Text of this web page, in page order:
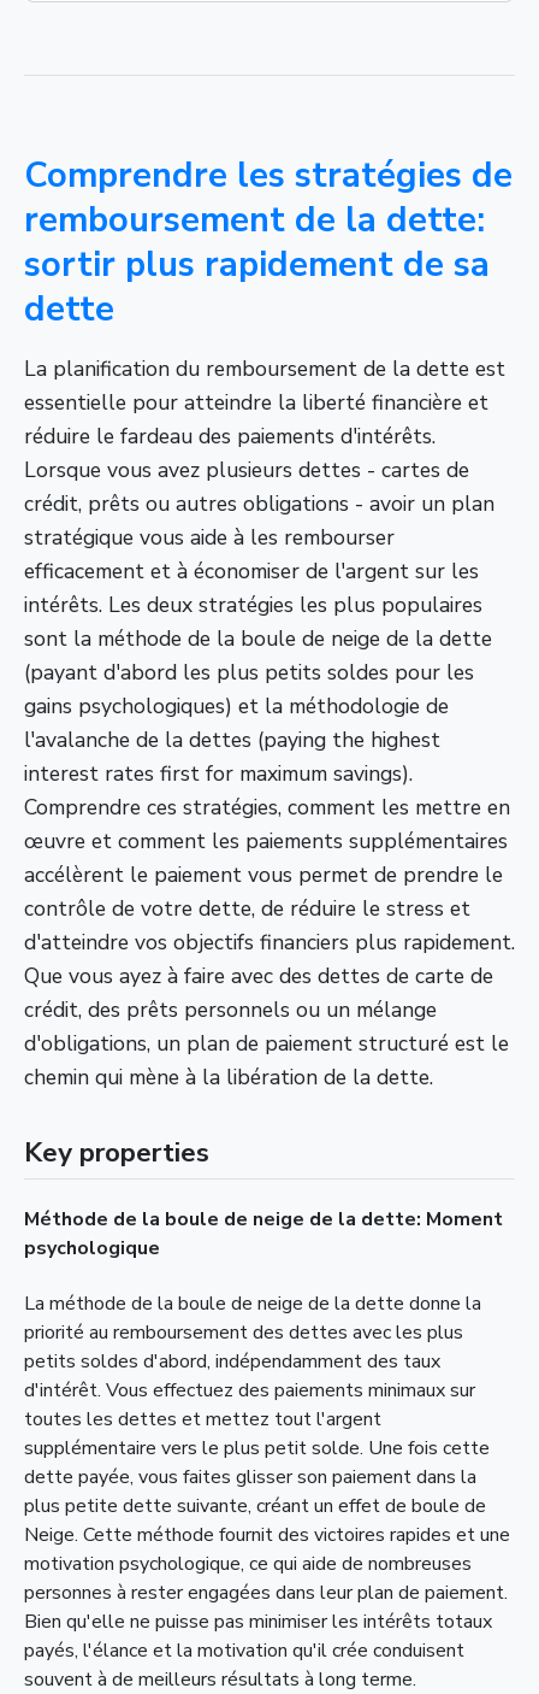
Comprendre les stratégies de
remboursement de la dette:
sortir plus rapidement de sa
dette
La planification du remboursement de la dette est
essentielle pour atteindre la liberté financière et
réduire le fardeau des paiements d'intérêts.
Lorsque vous avez plusieurs dettes - cartes de
crédit, prêts ou autres obligations - avoir un plan
stratégique vous aide à les rembourser
efficacement et à économiser de l'argent sur les
intérêts. Les deux stratégies les plus populaires
sont la méthode de la boule de neige de la dette
(payant d'abord les plus petits soldes pour les
gains psychologiques) et la méthodologie de
l'avalanche de la dettes (paying the highest
interest rates first for maximum savings).
Comprendre ces stratégies, comment les mettre en
œuvre et comment les paiements supplémentaires
accélèrent le paiement vous permet de prendre le
contrôle de votre dette, de réduire le stress et
d'atteindre vos objectifs financiers plus rapidement.
Que vous ayez à faire avec des dettes de carte de
crédit, des prêts personnels ou un mélange
d'obligations, un plan de paiement structuré est le
chemin qui mène à la libération de la dette.
Key properties
Méthode de la boule de neige de la dette: Moment
psychologique
La méthode de la boule de neige de la dette donne la
priorité au remboursement des dettes avec les plus
petits soldes d'abord, indépendamment des taux
d'intérêt. Vous effectuez des paiements minimaux sur
toutes les dettes et mettez tout l'argent
supplémentaire vers le plus petit solde. Une fois cette
dette payée, vous faites glisser son paiement dans la
plus petite dette suivante, créant un effet de boule de
Neige. Cette méthode fournit des victoires rapides et une
motivation psychologique, ce qui aide de nombreuses
personnes à rester engagées dans leur plan de paiement.
Bien qu'elle ne puisse pas minimiser les intérêts totaux
payés, l'élance et la motivation qu'il crée conduisent
souvent à de meilleurs résultats à long terme.